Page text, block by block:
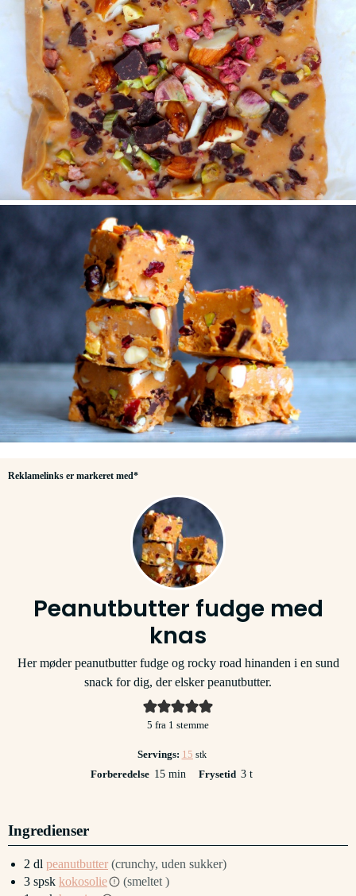
Reklamelinks er markeret med*
Peanutbutter fudge med
knas
Her møder peanutbutter fudge og rocky road hinanden i en sund
snack for dig, der elsker peanutbutter.
5 fra 1 stemme
Servings: 15 stk
Forberedelse 15minutter
min Frysetid 3timer
t
Ingredienser
2 dl peanutbutter (crunchy, uden sukker)
3 spsk kokosolie
(smeltet )